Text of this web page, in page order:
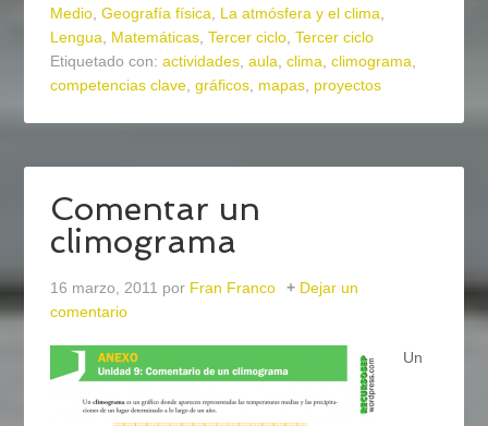
Medio,Geografía física, La atmósfera y el clima,
Lengua, Matemáticas,Tercer ciclo,Tercer ciclo
Etiquetado con:actividades,aula,clima,climograma,
competencias clave,gráficos, mapas, proyectos
Comentar un
climograma
16 marzo, 2011 por Fran Franco
Dejar un
comentario
Un